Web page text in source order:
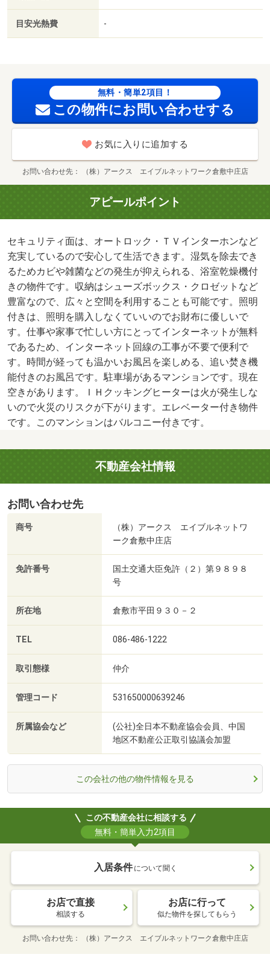
円／月・管理形態／管理員の勤務形態：常駐・他交通手
段：ＪＲ山陽本線倉敷駅バス１８分清心学園口停歩２分・
には浴室乾燥機があり、洗濯物を浴室に干すことができる
ため、来客時に急いで洗濯物を片付ける必要が/抗菌処理
費 19800円
目安光熱費 -
無料・簡単2項目！
この物件にお問い合わせする
お気に入りに追加する
お問い合わせ先 （株）アークス エイブルネットワーク倉敷中庄店
アピールポイント
セキュリティ面は、オートロック・ＴＶインターホンなど
充実しているので安心して生活できます。湿気を除去でき
るためカビや雑菌などの発生が抑えられる、浴室乾燥機付
きの物件です。収納はシューズボックス・クロゼットなど
豊富なので、広々と空間を利用することも可能です。照明
付きは、照明を購入しなくていいのでお財布に優しいで
す。仕事や家事で忙しい方にとってインターネットが無料
であるため、インターネット回線の工事が不要で便利で
す。時間が経っても温かいお風呂を楽しめる、追い焚き機
能付きのお風呂です。駐車場があるマンションです。現在
空きがあります。ＩＨクッキングヒーターは火が発生しな
いので火災のリスクが下がります。エレベーター付き物件
です。このマンションはバルコニー付きです。
不動産会社情報
お問い合わせ先
商号
（株）アークス エイブルネットワ
ーク倉敷中庄店
免許番号
国土交通大臣免許（２）第９８９８
号
所在地 倉敷市平田９３０－２
TEL 086-486-1222
取引態様 仲介
管理コード 531650000639246
所属協会など
(公社)全日本不動産協会会員、中国
地区不動産公正取引協議会加盟
この会社の他の物件情報を見る
この不動産会社に相談する
無料・簡単入力2項目
入居条件 について聞く
お店で直接
相談する
お店に行って
似た物件を探してもらう
お問い合わせ先 （株）アークス エイブルネットワーク倉敷中庄店